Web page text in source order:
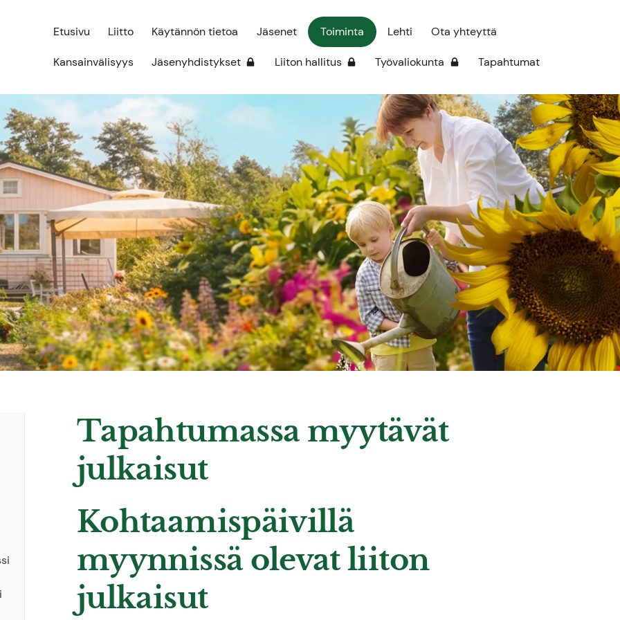
Etusivu Liitto Käytännön tietoa Jäsenet Toiminta Lehti Ota yhteyttä
Kansainvälisyys Jäsenyhdistykset Liiton hallitus Työvaliokunta Tapahtumat
Tapahtumassa myytävät
julkaisut
Kohtaamispäivillä
myynnissä olevat liiton
julkaisut